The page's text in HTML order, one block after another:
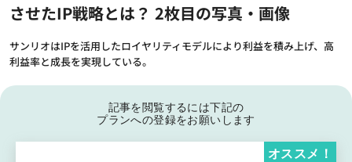
させたIP戦略とは？ 2枚目の写真・画像
サンリオはIPを活用したロイヤリティモデルにより利益を積み上げ、高
利益率と成長を実現している。
記事を閲覧するには下記の
プランへの登録をお願いします
オススメ！